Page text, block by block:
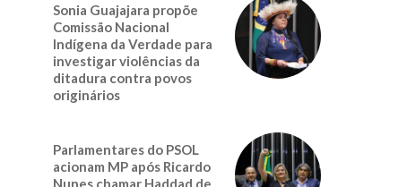
Sonia Guajajara propõe
Comissão Nacional
Indígena da Verdade para
investigar violências da
ditadura contra povos
originários
Parlamentares do PSOL
acionam MP após Ricardo
Nunes chamar Haddad de